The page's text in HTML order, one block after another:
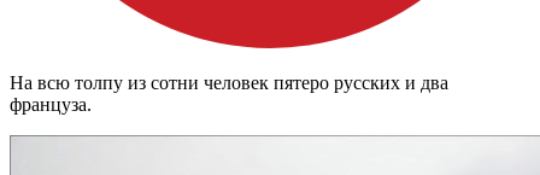
На всю толпу из сотни человек пятеро русских и два
француза.